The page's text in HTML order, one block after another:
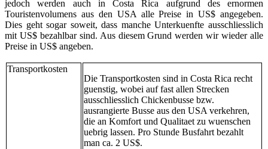
jedoch werden auch in Costa Rica aufgrund des ernormen
Touristenvolumens aus den USA alle Preise in US$ angegeben.
Dies geht sogar soweit, dass manche Unterkuenfte ausschliesslich
mit US$ bezahlbar sind. Aus diesem Grund werden wir wieder alle
Preise in US$ angeben.
Transportkosten
Die Transportkosten sind in Costa Rica recht
guenstig, wobei auf fast allen Strecken
ausschliesslich Chickenbusse bzw.
ausrangierte Busse aus den USA verkehren,
die an Komfort und Qualitaet zu wuenschen
uebrig lassen. Pro Stunde Busfahrt bezahlt
man ca. 2 US$.